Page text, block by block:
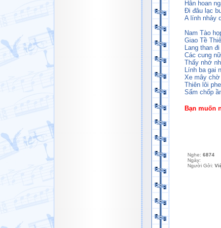
Hân hoan
Ði đâu lạc
A lính nhảy
Nam Tào
Giao Tề
Lang than
Các cung
Thấy nhớ
Lính ba gai
Xe mây
Thiên lôi
Sấm chốp
Bạn muốn
Nghe: 6874
Ngày:
Người Gởi: